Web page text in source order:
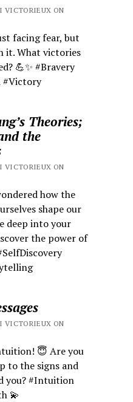
VICTORIEUX ON
facing fear, but
it. What victories
💪✨ #Bravery
#Victory
Theories;
the
VICTORIEUX ON
how the
shape our
deep into your
the power of
VICTORIEUX ON
😇 Are you
to the signs and
you? #Intuition
💫